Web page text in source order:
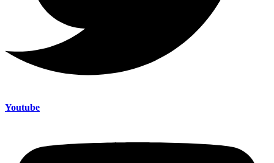
Youtube